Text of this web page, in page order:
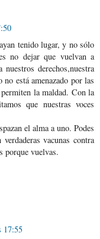
tenido lugar, y no sólo
no dejar que vuelvan a
derechos,nuestra
está amenazado por las
la maldad. Con la
que nuestras voces
el alma a uno. Podes
vacunas contra
porque vuelvas.
17:55